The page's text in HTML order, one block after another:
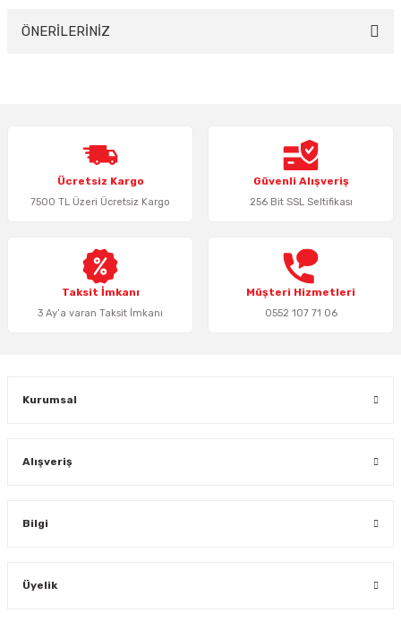
ÖNERİLERİNİZ
Ürün resmi kalitesiz, bozuk veya görüntülenemiyor.
Ürün açıklamasında eksik bilgiler bulunuyor.
Ürün bilgilerinde hatalar bulunuyor.
Bu ürüne benzer farklı alternatifler olmalı.
Ücretsiz Kargo
7500 TL Üzeri Ücretsiz Kargo
Güvenli Alışveriş
256 Bit SSL Seltifikası
Taksit İmkanı
3 Ay’a varan Taksit İmkanı
Müşteri Hizmetleri
0552 107 71 06
Kurumsal
Alışveriş
Bilgi
Üyelik